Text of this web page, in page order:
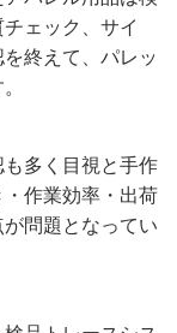
ェック、サイ
終えて、パレッ
多く目視と手作
作業効率・出荷
問題となってい